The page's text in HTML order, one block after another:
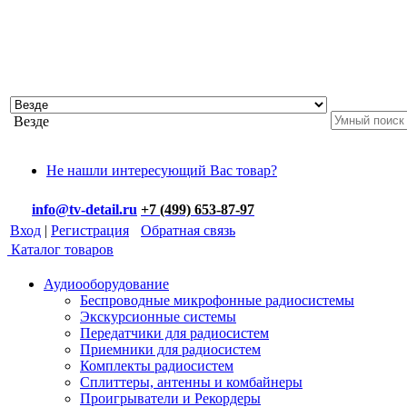
Везде
Не нашли интересующий Вас товар?
info@tv-detail.ru +7 (499) 653-87-97
Вход | Регистрация
Обратная связь
Каталог товаров
Аудиооборудование
Беспроводные микрофонные радиосистемы
Экскурсионные системы
Передатчики для радиосистем
Приемники для радиосистем
Комплекты радиосистем
Сплиттеры, антенны и комбайнеры
Проигрыватели и Рекордеры